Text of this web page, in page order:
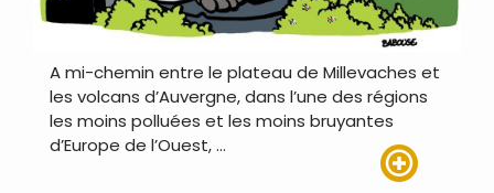
A mi-chemin entre le plateau de Millevaches et
les volcans d’Auvergne, dans l’une des régions
les moins polluées et les moins bruyantes
d’Europe de l’Ouest, …